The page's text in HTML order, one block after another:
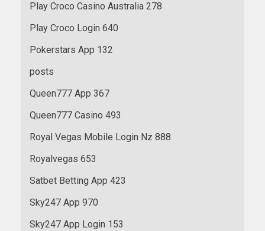
Play Croco Casino Australia 278
Play Croco Login 640
Pokerstars App 132
posts
Queen777 App 367
Queen777 Casino 493
Royal Vegas Mobile Login Nz 888
Royalvegas 653
Satbet Betting App 423
Sky247 App 970
Sky247 App Login 153